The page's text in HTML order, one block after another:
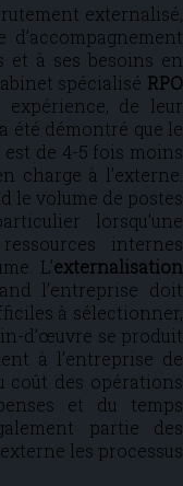
externalisé,
et à ses besoins en
spécialisé RPO
de leur
été démontré que le
de 4-5 fois moins
charge à l’externe.
le volume de postes
lorsqu’une
internes
L’externalisation
l’entreprise doit
à sélectionner,
d’œuvre se produit
à l’entreprise de
coût des opérations
et du temps
partie des
les processus